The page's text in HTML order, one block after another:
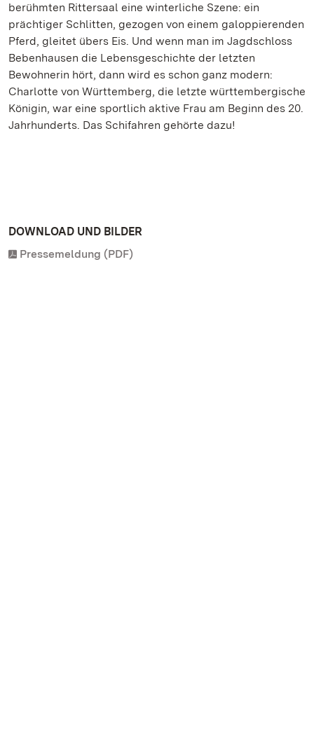
berühmten Rittersaal eine winterliche Szene: ein
prächtiger Schlitten, gezogen von einem galoppierenden
Pferd, gleitet übers Eis. Und wenn man im Jagdschloss
Bebenhausen die Lebensgeschichte der letzten
Bewohnerin hört, dann wird es schon ganz modern:
Charlotte von Württemberg, die letzte württembergische
Königin, war eine sportlich aktive Frau am Beginn des 20.
Jahrhunderts. Das Schifahren gehörte dazu!
DOWNLOAD UND BILDER
Pressemeldung (PDF)